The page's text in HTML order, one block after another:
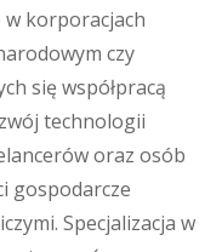
w korporacjach
czy
się współpracą
technologii
oraz osób
gospodarcze
Specjalizacja w